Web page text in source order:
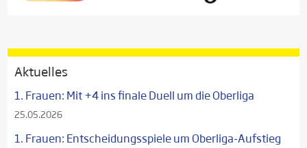
Aktuelles
1. Frauen: Mit +4 ins finale Duell um die Oberliga
25.05.2026
1. Frauen: Entscheidungsspiele um Oberliga-Aufstieg